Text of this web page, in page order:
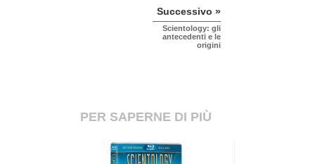
Successivo »
Scientology: gli
antecedenti e le
origini
PER SAPERNE DI PIÙ